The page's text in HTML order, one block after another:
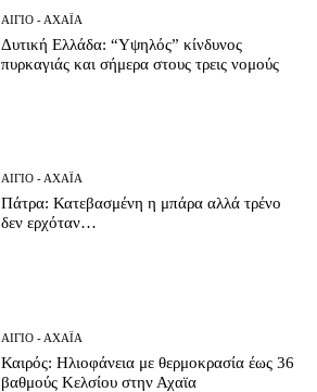
ΑΊΓΙΟ - ΑΧΑΪ́Α
Δυτική Ελλάδα: “Υψηλός” κίνδυνος
πυρκαγιάς και σήμερα στους τρεις νομούς
ΑΊΓΙΟ - ΑΧΑΪ́Α
Πάτρα: Κατεβασμένη η μπάρα αλλά τρένο
δεν ερχόταν…
ΑΊΓΙΟ - ΑΧΑΪ́Α
Καιρός: Ηλιοφάνεια με θερμοκρασία έως 36
βαθμούς Κελσίου στην Αχαϊα